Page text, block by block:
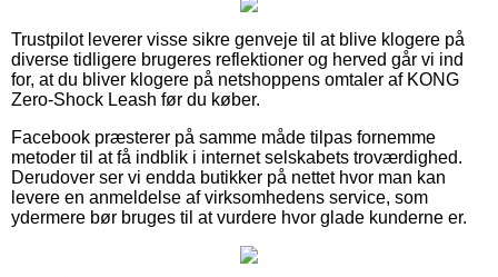
Trustpilot leverer visse sikre genveje til at blive klogere på
diverse tidligere brugeres reflektioner og herved går vi ind
for, at du bliver klogere på netshoppens omtaler af KONG
Zero-Shock Leash før du køber.
Facebook præsterer på samme måde tilpas fornemme
metoder til at få indblik i internet selskabets troværdighed.
Derudover ser vi endda butikker på nettet hvor man kan
levere en anmeldelse af virksomhedens service, som
ydermere bør bruges til at vurdere hvor glade kunderne er.